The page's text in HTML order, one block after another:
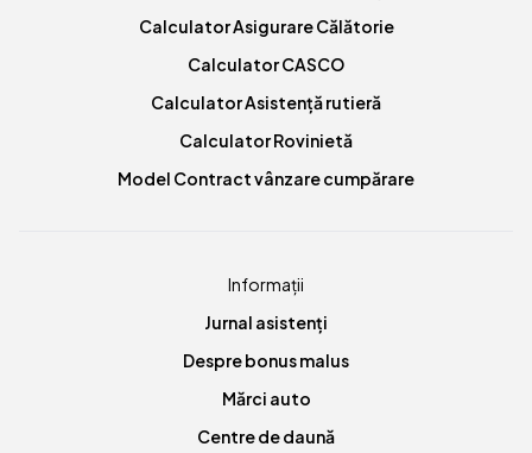
Calculator Asigurare Călătorie
Calculator CASCO
Calculator Asistență rutieră
Calculator Rovinietă
Model Contract vânzare cumpărare
Informații
Jurnal asistenți
Despre bonus malus
Mărci auto
Centre de daună